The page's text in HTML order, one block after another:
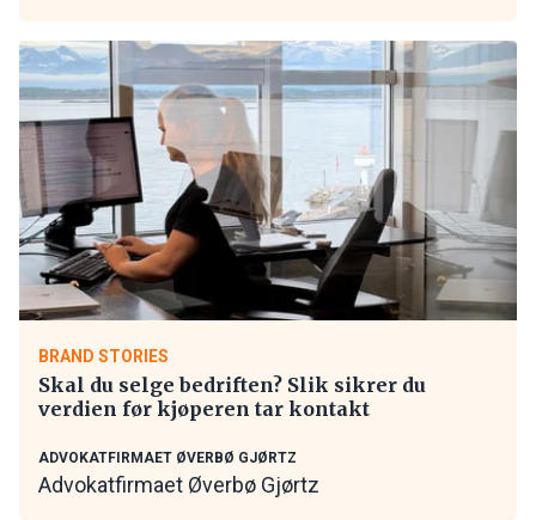
BRAND STORIES
Skal du selge bedriften? Slik sikrer du
verdien før kjøperen tar kontakt
ADVOKATFIRMAET ØVERBØ GJØRTZ
Advokatfirmaet Øverbø Gjørtz